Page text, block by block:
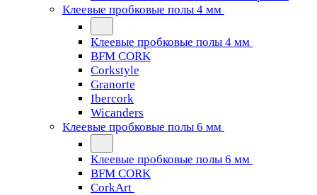
Клеевые пробковые полы 4 мм
Клеевые пробковые полы 4 мм
BFM CORK
Corkstyle
Granorte
Ibercork
Wicanders
Клеевые пробковые полы 6 мм
Клеевые пробковые полы 6 мм
BFM CORK
CorkArt